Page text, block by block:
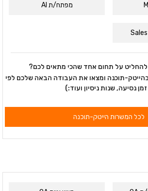
מפתח/ת AI
להחליט על תחום אחד שהכי מתאים לכם?
תוכנה ומצאו את העבודה הבאה שלכם לפי
זמן נסיעה, שנות ניסיון ועוד:)
לכל המשרות הייטק-תוכנה